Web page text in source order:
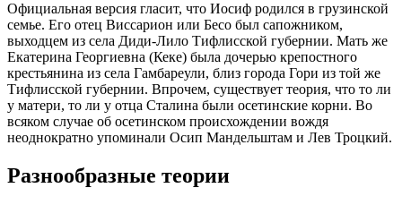
Официальная версия гласит, что Иосиф родился в грузинской
семье. Его отец Виссарион или Бесо был сапожником,
выходцем из села Диди-Лило Тифлисской губернии. Мать же
Екатерина Георгиевна (Кеке) была дочерью крепостного
крестьянина из села Гамбареули, близ города Гори из той же
Тифлисской губернии. Впрочем, существует теория, что то ли
у матери, то ли у отца Сталина были осетинские корни. Во
всяком случае об осетинском происхождении вождя
неоднократно упоминали Осип Мандельштам и Лев Троцкий.
Разнообразные теории